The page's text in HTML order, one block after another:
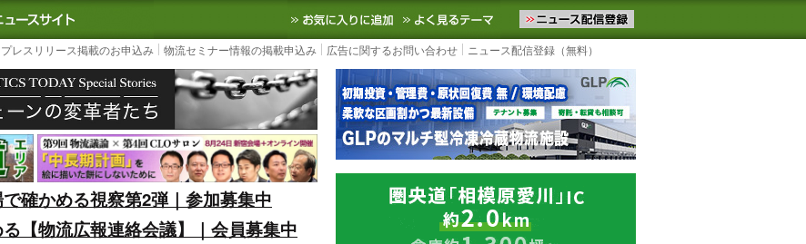
｜国内最大の物流ニュースサイト3PL, SCMなど国内外の最新の物流ニュースをお届けします。物流ニュースメール配信を登録す
お気に入りに追加 よく見るテーマ
レスリリース掲載のお申込み 物流セミナー情報の掲載申込み 広告に関するお問い合わせ ニュース配信登録（無料）
確かめる視察第2弾｜参加募集中
【物流広報連絡会議】｜会員募集中